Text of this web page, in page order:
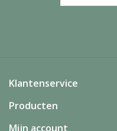
Klantenservice
Producten
Mijn account